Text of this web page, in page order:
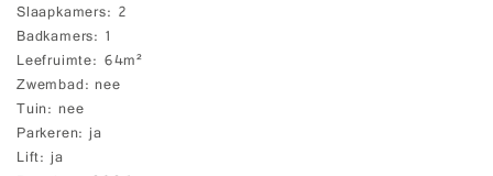
Slaapkamers 2
Badkamers 1
Leefruimte 64m²
Zwembad nee
Tuin nee
Parkeren ja
Lift ja